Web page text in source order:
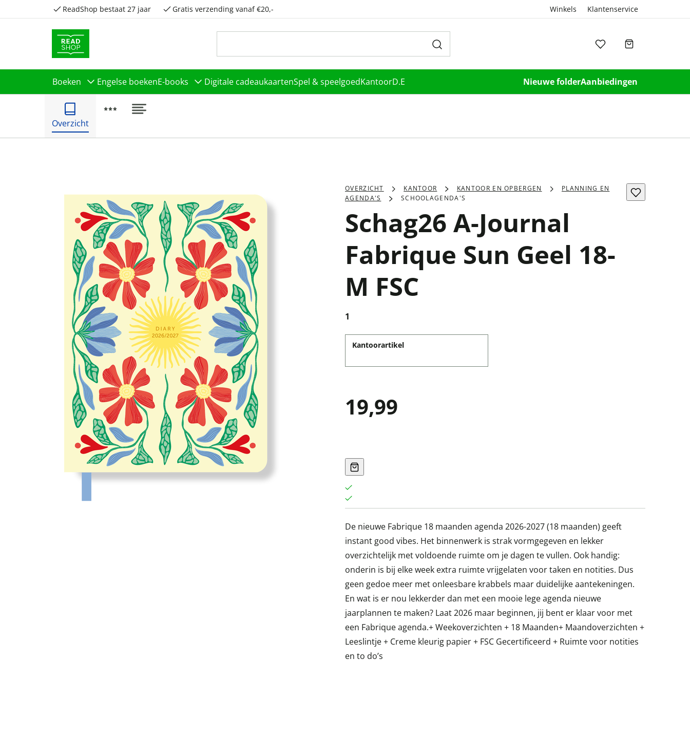
ReadShop bestaat 27 jaar Gratis verzending vanaf €20,- Winkels Klantenservice
Boeken Engelse boekenE-books Digitale cadeaukaartenSpel & speelgoedKantoorD.E Nieuwe folderAanbiedingen
Overzicht
OVERZICHT KANTOOR KANTOOR EN OPBERGEN
PLANNING EN
AGENDA'S
SCHOOLAGENDA'S
Schag26 A-Journal
Fabrique Sun Geel 18-
M FSC
1
Kantoorartikel
19,99
De nieuwe Fabrique 18 maanden agenda 2026-2027 (18 maanden) geeft
instant good vibes. Het binnenwerk is strak vormgegeven en lekker
overzichtelijk met voldoende ruimte om je dagen te vullen. Ook handig:
onderin is bij elke week extra ruimte vrijgelaten voor taken en notities. Dus
geen gedoe meer met onleesbare krabbels maar duidelijke aantekeningen.
En wat is er nou lekkerder dan met een mooie lege agenda nieuwe
jaarplannen te maken? Laat 2026 maar beginnen, jij bent er klaar voor met
een Fabrique agenda.+ Weekoverzichten + 18 Maanden+ Maandoverzichten +
Leeslintje + Creme kleurig papier + FSC Gecertificeerd + Ruimte voor notities
en to do’s